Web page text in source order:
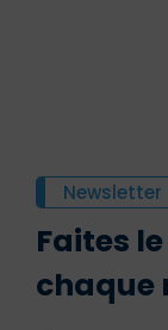
Newsletter
Faites
chaque